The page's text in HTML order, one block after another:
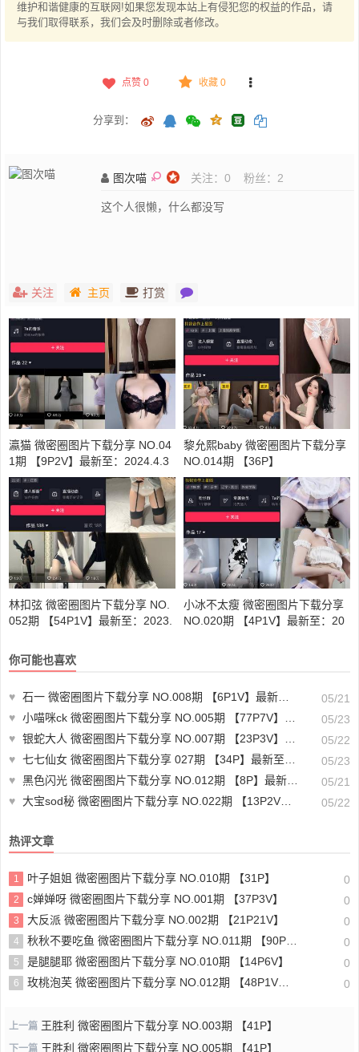
维护和谐健康的互联网!如果您发现本站上有侵犯您的权益的作品，请
与我们取得联系，我们会及时删除或者修改。
点赞 0 收藏 0
分享到：
图次喵 关注： 0 粉丝： 2
这个人很懒，什么都没写
关注 主页 打赏
瀛猫 微密圈图片下载分享 NO.04
1期 【9P2V】最新至：2024.4.3
黎允熙baby 微密圈图片下载分享
NO.014期 【36P】
林扣弦 微密圈图片下载分享 NO.
052期 【54P1V】最新至：2023.
小冰不太瘦 微密圈图片下载分享
NO.020期 【4P1V】最新至：20
你可能也喜欢
♥ 石一 微密圈图片下载分享 NO.008期 【6P1V】最新至：2023.7.11
05/21
♥ 小喵咪ck 微密圈图片下载分享 NO.005期 【77P7V】最新至：2024.4.10
05/23
♥ 银蛇大人 微密圈图片下载分享 NO.007期 【23P3V】最新至：2023.9.25
05/22
♥ 七七仙女 微密圈图片下载分享 027期 【34P】最新至：2024.4.14
05/23
♥ 黑色闪光 微密圈图片下载分享 NO.012期 【8P】最新至：2023.6.5
05/21
♥ 大宝sod秘 微密圈图片下载分享 NO.022期 【13P2V】最新至：2023.9.28 05/22
热评文章
1 叶子姐姐 微密圈图片下载分享 NO.010期 【31P】 0
2 c婵婵呀 微密圈图片下载分享 NO.001期 【37P3V】 0
3 大反派 微密圈图片下载分享 NO.002期 【21P21V】 0
4 秋秋不要吃鱼 微密圈图片下载分享 NO.011期 【90P7V】最新至：2024.2.29 0
5 是腿腿耶 微密圈图片下载分享 NO.010期 【14P6V】 0
6 玫桃泡芙 微密圈图片下载分享 NO.012期 【48P1V】最新至：2024.3.3 0
上一篇 王胜利 微密圈图片下载分享 NO.003期 【41P】
下一篇 王胜利 微密圈图片下载分享 NO.005期 【41P】